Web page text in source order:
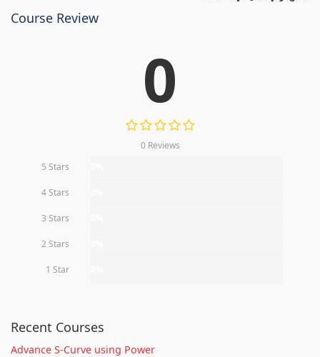
Course Review
0
0 Reviews
5 Stars
4 Stars
3 Stars
2 Stars
1 Star
Recent Courses
Advance S-Curve using Power